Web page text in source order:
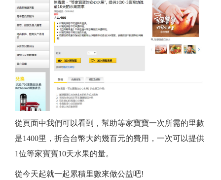
從頁面中我們可以看到，幫助等家寶寶一次所需的里數
是1400里，折合台幣大約幾百元的費用，一次可以提供
1位等家寶寶10天水果的量。
從今天起就一起累積里數來做公益吧!